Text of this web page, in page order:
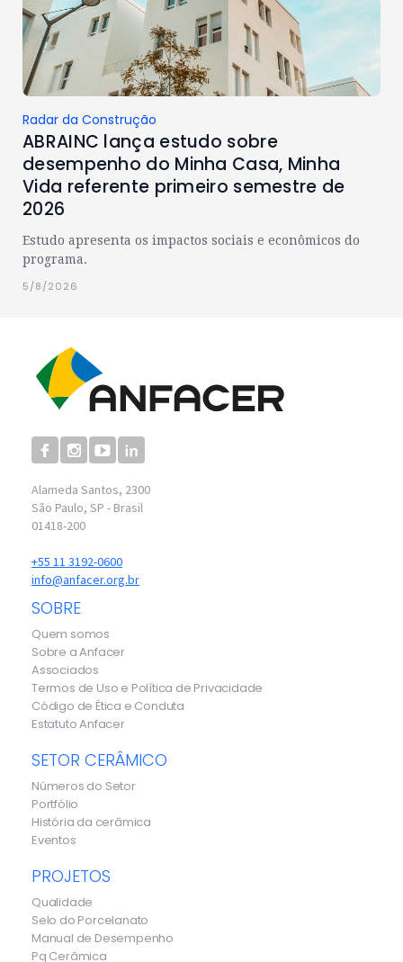
Radar da Construção
ABRAINC lança estudo sobre
desempenho do Minha Casa, Minha
Vida referente primeiro semestre de
2026
Estudo apresenta os impactos sociais e econômicos do
programa.
5/8/2026
Alameda Santos, 2300
São Paulo, SP - Brasil
01418-200
+55 11 3192-0600
info@anfacer.org.br
SOBRE
Quem somos
Sobre a Anfacer
Associados
Termos de Uso e Política de Privacidade
Código de Ética e Conduta
Estatuto Anfacer
SETOR CERÂMICO
Números do Setor
Portfólio
História da cerâmica
Eventos
PROJETOS
Qualidade
Selo do Porcelanato
Manual de Desempenho
Pq Cerâmica